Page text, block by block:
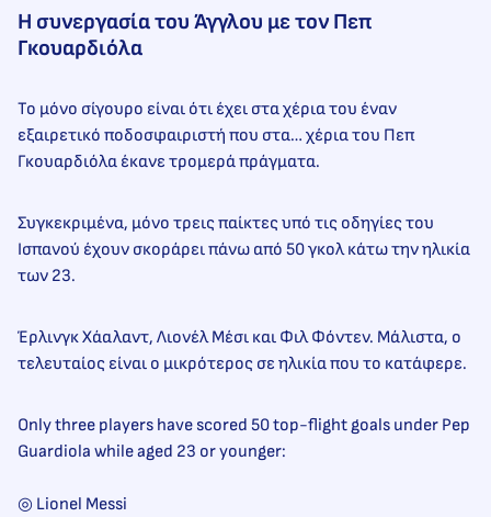
Η συνεργασία του Άγγλου με τον Πεπ
Γκουαρδιόλα
Το μόνο σίγουρο είναι ότι έχει στα χέρια του έναν
εξαιρετικό ποδοσφαιριστή που στα… χέρια του Πεπ
Γκουαρδιόλα έκανε τρομερά πράγματα.
Συγκεκριμένα, μόνο τρεις παίκτες υπό τις οδηγίες του
Ισπανού έχουν σκοράρει πάνω από 50 γκολ κάτω την ηλικία
των 23.
Έρλινγκ Χάαλαντ, Λιονέλ Μέσι και Φιλ Φόντεν. Μάλιστα, ο
τελευταίος είναι ο μικρότερος σε ηλικία που το κατάφερε.
Only three players have scored 50 top-flight goals under Pep
Guardiola while aged 23 or younger:
◎ Lionel Messi